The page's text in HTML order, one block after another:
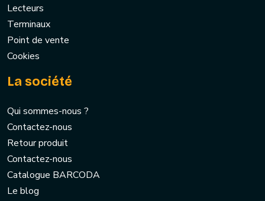
Lecteurs
Terminaux
Point de vente
Cookies
La société
Qui sommes-nous ?
Contactez-nous
Retour produit
Contactez-nous
Catalogue BARCODA
Le blog